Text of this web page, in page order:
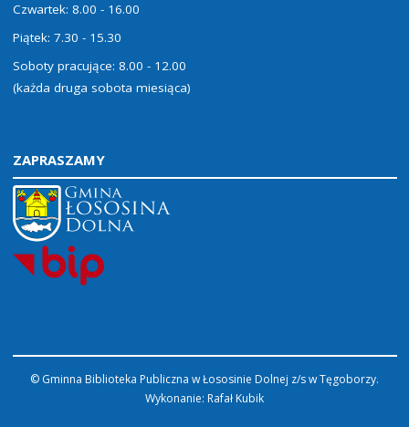
Czwartek: 8.00 - 16.00
Piątek: 7.30 - 15.30
Soboty pracujące: 8.00 - 12.00
(każda druga sobota miesiąca)
ZAPRASZAMY
© Gminna Biblioteka Publiczna w Łososinie Dolnej z/s w Tęgoborzy.
Wykonanie: Rafał Kubik